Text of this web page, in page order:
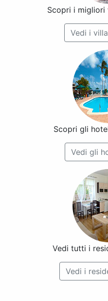
Scopri i migliori
Vedi i
Scopri gli
Vedi gli
Vedi tutti i
Vedi i